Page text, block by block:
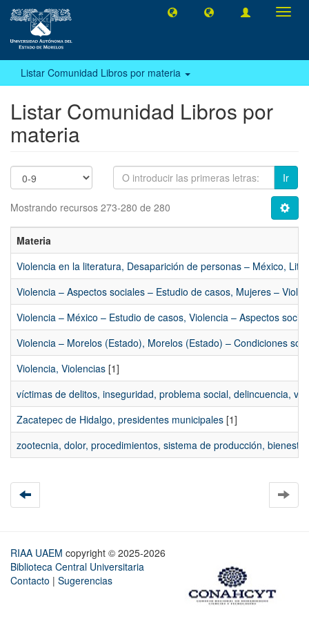
Listar Comunidad Libros por materia
Listar Comunidad Libros por
materia
Ir
Mostrando recursos 273-280 de 280
Materia
Violencia en la literatura, Desaparición de personas – México,
Violencia – Aspectos sociales – Estudio de casos, Mujeres –
Violencia – México – Estudio de casos, Violencia – Aspectos
Violencia – Morelos (Estado), Morelos (Estado) – Condiciones
Violencia, Violencias [1]
víctimas de delitos, inseguridad, problema social, delincuencia,
Zacatepec de Hidalgo, presidentes municipales [1]
zootecnia, dolor, procedimientos, sistema de producción,
RIAA UAEM copyright © 2025-2026
Biblioteca Central Universitaria
Contacto | Sugerencias